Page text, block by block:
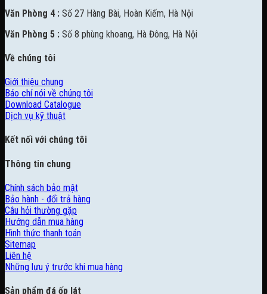
Văn Phòng 4 : Số 27 Hàng Bài, Hoàn Kiếm, Hà Nội
Văn Phòng 5 : Số 8 phùng khoang, Hà Đông, Hà Nội
Về chúng tôi
Giới thiệu chung
Báo chí nói về chúng tôi
Download Catalogue
Dịch vụ kỹ thuật
Kết nối với chúng tôi
Thông tin chung
Chính sách bảo mật
Bảo hành - đổi trả hàng
Câu hỏi thường gặp
Hướng dẫn mua hàng
Hình thức thanh toán
Sitemap
Liên hệ
Những lưu ý trước khi mua hàng
Sản phẩm đá ốp lát